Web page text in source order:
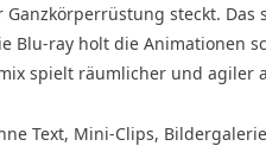
Ganzkörperrüstung steckt.
Blu-ray holt die Animationen
spielt räumlicher und agiler
Text, Mini-Clips,